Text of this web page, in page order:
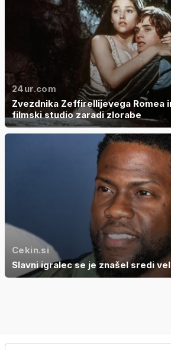
24ur.com
Zvezdnika Zeffirellijevega Romea
filmski studio zaradi zlorabe
Cekin.si
Slavni igralec se je znašel sredi